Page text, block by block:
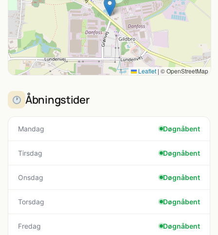
Leaflet | © OpenStreetMap
Åbningstider
Mandag Døgnåbent
Tirsdag Døgnåbent
Onsdag Døgnåbent
Torsdag Døgnåbent
Fredag Døgnåbent